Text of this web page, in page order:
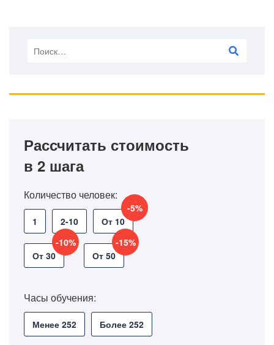
Рассчитать стоимость
в 2 шага
Количество человек:
1 2-10 От 10
-5%
От 30
-10%
От 50
-15%
Часы обучения:
Менее 252 Более 252